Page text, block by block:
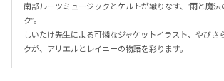
南部ルーツミュージックとケルトが織りなす、“雨と魔法
ク”。
しいたけ先生による可憐なジャケットイラスト、やびさ
クが、アリエルとレイニーの物語を彩ります。